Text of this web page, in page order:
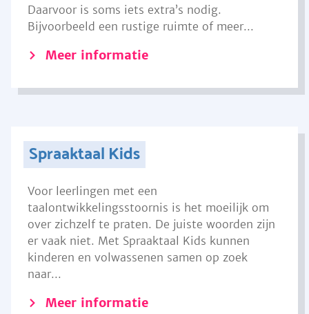
Daarvoor is soms iets extra’s nodig.
Bijvoorbeeld een rustige ruimte of meer...
Meer informatie
Spraaktaal Kids
Voor leerlingen met een
taalontwikkelingsstoornis is het moeilijk om
over zichzelf te praten. De juiste woorden zijn
er vaak niet. Met Spraaktaal Kids kunnen
kinderen en volwassenen samen op zoek
naar...
Meer informatie